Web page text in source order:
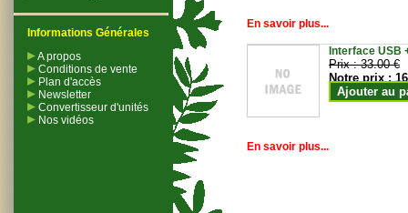
Informations Générales
A propos
Conditions de vente
Plan d'accès
Newsletter
Convertisseur d'unités
Nos vidéos
En savoir plus...
Interface USB
Prix :33.00 €
Notre prix :
Ajouter au
En savoir plus...